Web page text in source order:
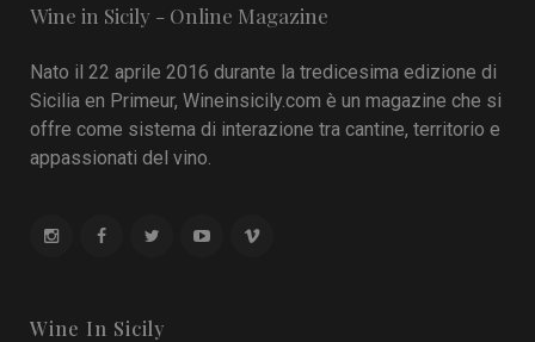
Wine in Sicily - Online Magazine
Nato il 22 aprile 2016 durante la tredicesima edizione di
Sicilia en Primeur, Wineinsicily.com è un magazine che si
offre come sistema di interazione tra cantine, territorio e
appassionati del vino.
Wine In Sicily